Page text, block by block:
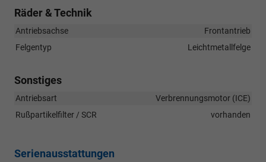
Räder & Technik
Antriebsachse
Frontantrieb
Felgentyp
Leichtmetallfelge
Sonstiges
Antriebsart
Verbrennungsmotor (ICE)
Rußpartikelfilter / SCR
vorhanden
Serienausstattungen